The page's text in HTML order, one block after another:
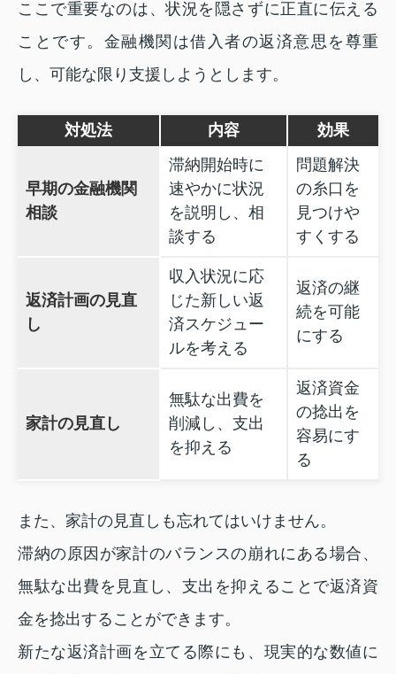
ここで重要なのは、状況を隠さずに正直に伝える
ことです。金融機関は借入者の返済意思を尊重
し、可能な限り支援しようとします。
対処法 内容 効果
早期の金融機関
相談
滞納開始時に
速やかに状況
を説明し、相
談する
問題解決
の糸口を
見つけや
すくする
返済計画の見直
し
収入状況に応
じた新しい返
済スケジュー
ルを考える
返済の継
続を可能
にする
家計の見直し
無駄な出費を
削減し、支出
を抑える
返済資金
の捻出を
容易にす
る
また、家計の見直しも忘れてはいけません。
滞納の原因が家計のバランスの崩れにある場合、
無駄な出費を見直し、支出を抑えることで返済資
金を捻出することができます。
新たな返済計画を立てる際にも、現実的な数値に